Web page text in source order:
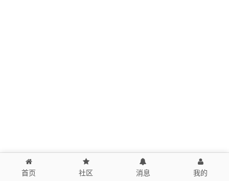
首页 社区 消息 我的